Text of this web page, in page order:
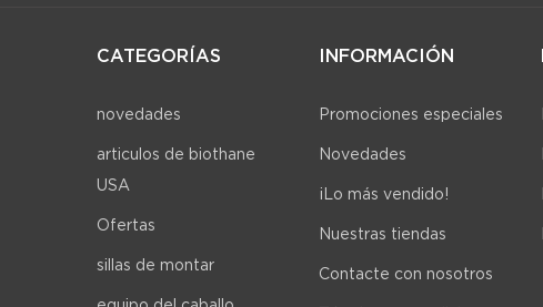
CATEGORÍAS
novedades
articulos de biothane
USA
Ofertas
sillas de montar
INFORMACIÓN
Promociones especiales
Novedades
¡Lo más vendido!
Nuestras tiendas
Contacte con nosotros